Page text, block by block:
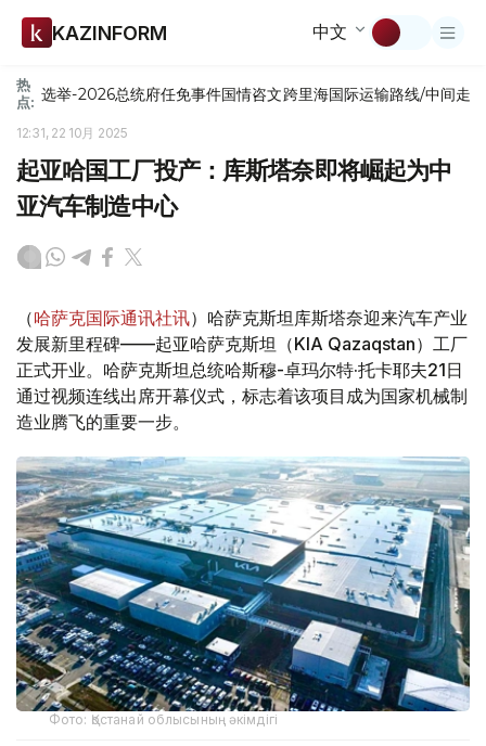
KAZINFORM 中文
热
点: 选举-2026总统府任免事件国情咨文跨里海国际运输路线/中间走廊
12:31, 22 10月 2025
起亚哈国工厂投产：库斯塔奈即将崛起为中
亚汽车制造中心
（哈萨克国际通讯社讯）哈萨克斯坦库斯塔奈迎来汽车产业
发展新里程碑——起亚哈萨克斯坦（KIA Qazaqstan）工厂
正式开业。哈萨克斯坦总统哈斯穆-卓玛尔特·托卡耶夫21日
通过视频连线出席开幕仪式，标志着该项目成为国家机械制
造业腾飞的重要一步。
Фото: Қостанай облысының әкімдігі